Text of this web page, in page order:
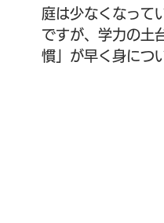
ワイズカーサコラム ご注文
庭は少なくなって
ですが、学力の土
慣」が早く身につ